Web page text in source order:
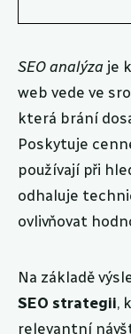
SEO analýza je
web vede ve
která brání
Poskytuje
používají při
odhaluje
ovlivňovat
Na základě
SEO strategii,
relevantní